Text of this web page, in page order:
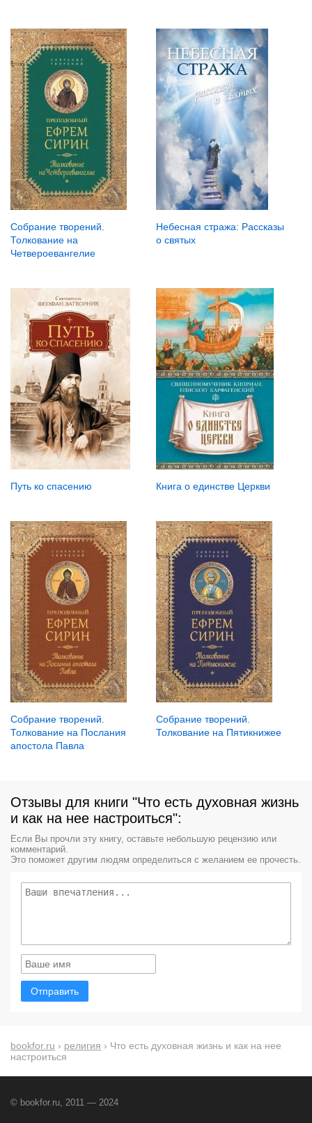
Собрание творений.
Толкование на
Четвероевангелие
Небесная стража: Рассказы
о святых
Путь ко спасению Книга о единстве Церкви
Собрание творений.
Толкование на Послания
апостола Павла
Собрание творений.
Толкование на Пятикнижее
Отзывы для книги "Что есть духовная жизнь
и как на нее настроиться":
Если Вы прочли эту книгу, оставьте небольшую рецензию или
комментарий.
Это поможет другим людям определиться с желанием ее прочесть.
Отправить
bookfor.ru › религия › Что есть духовная жизнь и как на нее
настроиться
© bookfor.ru, 2011 — 2024